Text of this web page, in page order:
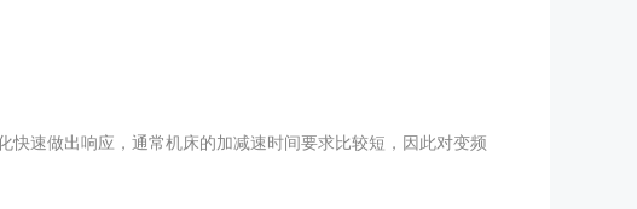
速做出响应，通常机床的加减速时间要求比较短，因此对变频